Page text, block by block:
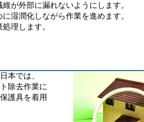
が外部に漏れないようにします。
湿潤化しながら作業を進めます。
理します。
本では、
除去作業に
護具を着用